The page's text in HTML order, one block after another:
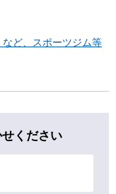
など、スポーツジム等
ください